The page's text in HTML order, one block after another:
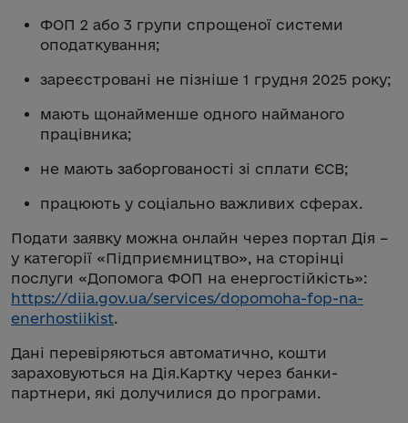
ФОП 2 або 3 групи спрощеної системи
оподаткування;
зареєстровані не пізніше 1 грудня 2025 року;
мають щонайменше одного найманого
працівника;
не мають заборгованості зі сплати ЄСВ;
працюють у соціально важливих сферах.
Подати заявку можна онлайн через портал Дія –
у категорії «Підприємництво», на сторінці
послуги «Допомога ФОП на енергостійкість»:
https://diia.gov.ua/services/dopomoha-fop-na-
enerhostiikist.
Дані перевіряються автоматично, кошти
зараховуються на Дія.Картку через банки-
партнери, які долучилися до програми.